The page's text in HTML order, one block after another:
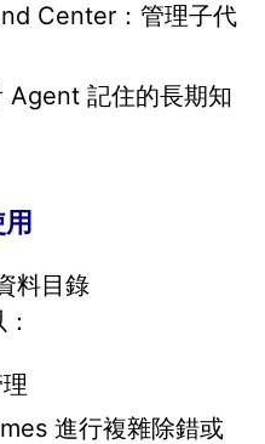
Center：管理子代
Agent 記住的長期知
料目錄
進行複雜除錯或